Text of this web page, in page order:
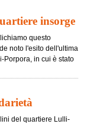
insorge
questo
noto l'esito dell'ultima
Porpora, in cui è stato
del quartiere Lulli-